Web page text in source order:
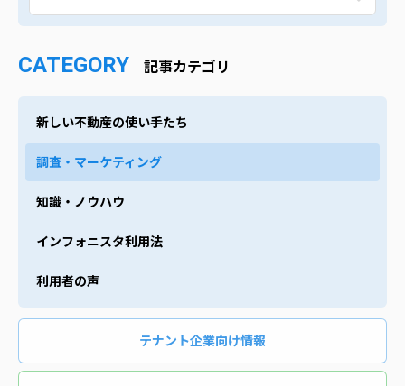
CATEGORY 記事カテゴリ
新しい不動産の使い手たち
調査・マーケティング
知識・ノウハウ
インフォニスタ利用法
利用者の声
テナント企業向け情報